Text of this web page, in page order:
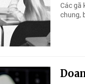
Các gã
chung,